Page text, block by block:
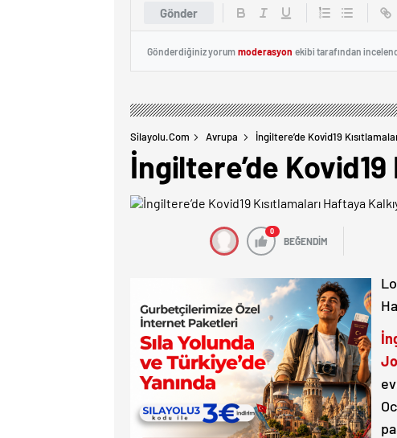
Gönder
Gönderdiğiniz yorum moderasyon ekibi tarafından
Silayolu.com Avrupa İngiltere’de Kovid19
İngiltere’de Kovid19
0
BEĞENDİM